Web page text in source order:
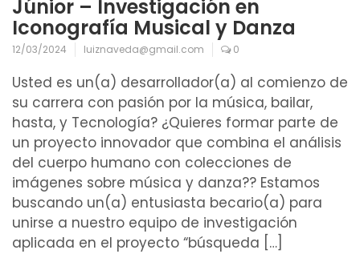
Júnior – Investigación en
Iconografía Musical y Danza
12/03/2024 luiznaveda@gmail.com 0
Usted es un(a) desarrollador(a) al comienzo de
su carrera con pasión por la música, bailar,
hasta, y Tecnología? ¿Quieres formar parte de
un proyecto innovador que combina el análisis
del cuerpo humano con colecciones de
imágenes sobre música y danza?? Estamos
buscando un(a) entusiasta becario(a) para
unirse a nuestro equipo de investigación
aplicada en el proyecto “búsqueda […]